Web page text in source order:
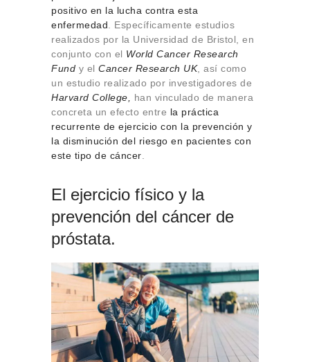
positivo en la lucha contra esta
enfermedad . Específicamente estudios
realizados por la Universidad de Bristol, en
conjunto con el World Cancer Research
Fund y el Cancer Research UK, así como
un estudio realizado por investigadores de
Harvard College,
han vinculado de manera
concreta un efecto entre la práctica
recurrente de ejercicio con la prevención y
la disminución del riesgo en pacientes con
este tipo de cáncer
El ejercicio físico y la
prevención del cáncer de
próstata.